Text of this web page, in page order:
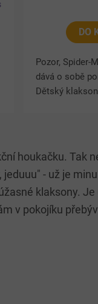
DO
Pozor, Spider-
dává o sobě
Dětský
houkačku. Tak
- už je
klaksony.
v pokojíku